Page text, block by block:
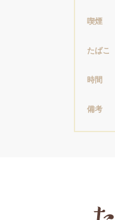
喫煙
たばこ
時間
備考